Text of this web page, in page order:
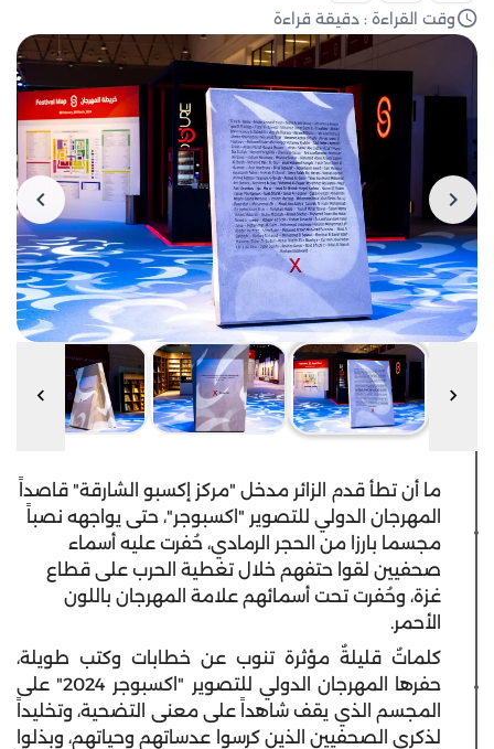
وقت القراءة : دقيقة قراءة
ما أن تطأ قدم الزائر مدخل "مركز إكسبو الشارقة" قاصداً
المهرجان الدولي للتصوير "اكسبوجر"، حتى يواجهه نصباً
مجسما بارزا من الحجر الرمادي، حُفرت عليه أسماء
صحفيين لقوا حتفهم خلال تغطية الحرب على قطاع
غزة، وحُفرت تحت أسمائهم علامة المهرجان باللون
الأحمر.
كلماتٌ قليلةٌ مؤثرة تنوب عن خطابات وكتب طويلة،
حفرها المهرجان الدولي للتصوير "اكسبوجر 2024" على
المجسم الذي يقف شاهداً على معنى التضحية، وتخليداً
لذكرى الصحفيين الذين كرسوا عدساتهم وحياتهم، وبذلوا